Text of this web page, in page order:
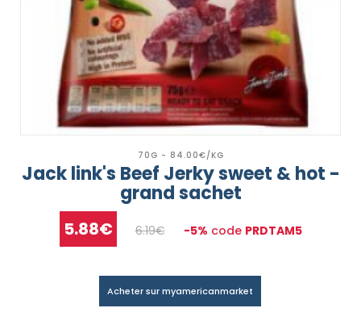
70G - 84.00€/KG
Jack link's Beef Jerky sweet & hot -
grand sachet
5.88€ 6.19€ -5% code PRDTAM5
Acheter sur myamericanmarket